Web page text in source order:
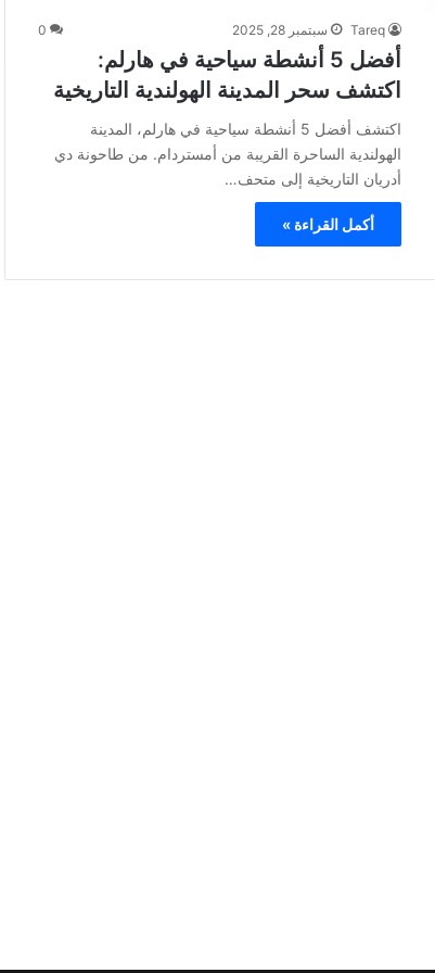
Tareq سبتمبر 28, 2025 0
أفضل 5 أنشطة سياحية في هارلم:
اكتشف سحر المدينة الهولندية التاريخية
اكتشف أفضل 5 أنشطة سياحية في هارلم، المدينة
الهولندية الساحرة القريبة من أمستردام. من طاحونة دي
أدريان التاريخية إلى متحف…
أكمل القراءة »